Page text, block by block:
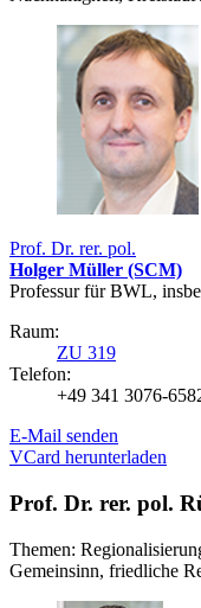
Prof. Dr. rer. pol.
Holger Müller (SCM)
Professur für BWL,
Raum:
ZU 319
Telefon:
+49 341 3076-
E-Mail senden
VCard herunterladen
Prof. Dr. rer. pol.
Themen:
Gemeinsinn, friedliche